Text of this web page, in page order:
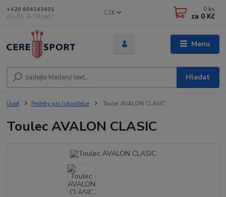
Menu
CZK
Hledat
+420 604143401
(Po-Pá, 8-18 hod.)
0 ks
za 0 Kč
Úvod Potřeby pro lukostřelce Toulec AVALON CLASIC
Toulec AVALON CLASIC